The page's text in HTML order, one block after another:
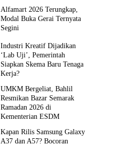
Alfamart 2026 Terungkap,
Modal Buka Gerai Ternyata
Segini
Industri Kreatif Dijadikan
‘Lab Uji’, Pemerintah
Siapkan Skema Baru Tenaga
Kerja?
UMKM Bergeliat, Bahlil
Resmikan Bazar Semarak
Ramadan 2026 di
Kementerian ESDM
Kapan Rilis Samsung Galaxy
A37 dan A57? Bocoran